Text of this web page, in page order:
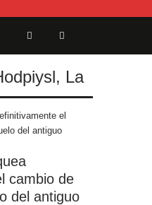
en San Roque
más) Del domingo 9
todo el día
Real
ha afectado Pasada
con el Pinar
a la nueva
, La
cambio de
del antiguo